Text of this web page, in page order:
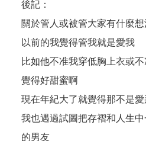
後記：
關於管人或被管大家有什麼
以前的我覺得管我就是愛我
比如他不准我穿低胸上衣或
覺得好甜蜜啊
現在年紀大了就覺得那不是
我也遇過試圖把存褶和人生
的男友